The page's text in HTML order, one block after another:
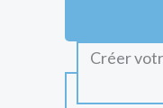
Créer